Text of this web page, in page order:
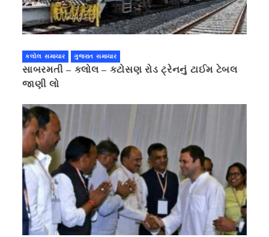
કલોલ સમાચાર ગુજરાત સમાચાર
સાબરમતી – કલોલ – કટોસણ રોડ ટ્રેનનું ટાઈમ ટેબલ
જાણી લો